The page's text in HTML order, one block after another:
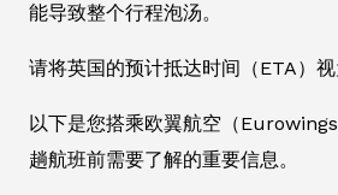
能导致整个行程泡汤。
请将英国的预计抵达时间（ETA）视
以下是您搭乘欧翼航空（
趟航班前需要了解的重要信息。